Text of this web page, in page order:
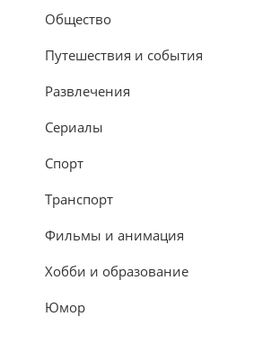
Общество
Путешествия и события
Развлечения
Сериалы
Спорт
Транспорт
Фильмы и анимация
Хобби и образование
Юмор